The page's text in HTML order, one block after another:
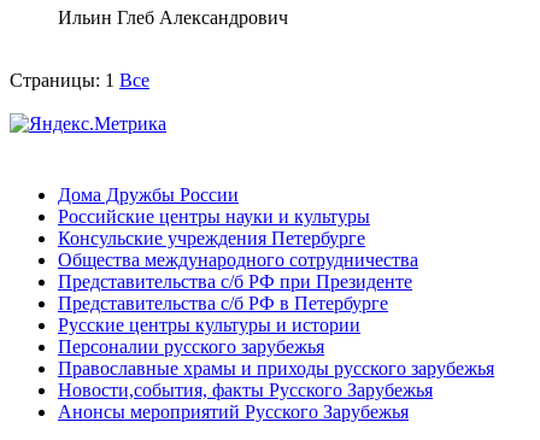
Ильин Глеб Александрович
Страницы: 1 Все
Дома Дружбы России
Российские центры науки и культуры
Консульские учреждения Петербурге
Общества международного сотрудничества
Представительства с/б РФ при Президенте
Представительства с/б РФ в Петербурге
Русские центры культуры и истории
Персоналии русского зарубежья
Православные храмы и приходы русского зарубежья
Новости,события, факты Русского Зарубежья
Анонсы мероприятий Русского Зарубежья